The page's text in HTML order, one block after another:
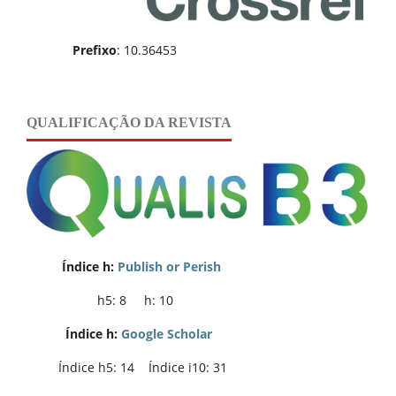
Prefixo: 10.36453
QUALIFICAÇÃO DA REVISTA
Índice h: Publish or Perish
h5: 8 h: 10
Índice h: Google Scholar
Índice h5: 14 Índice i10: 31